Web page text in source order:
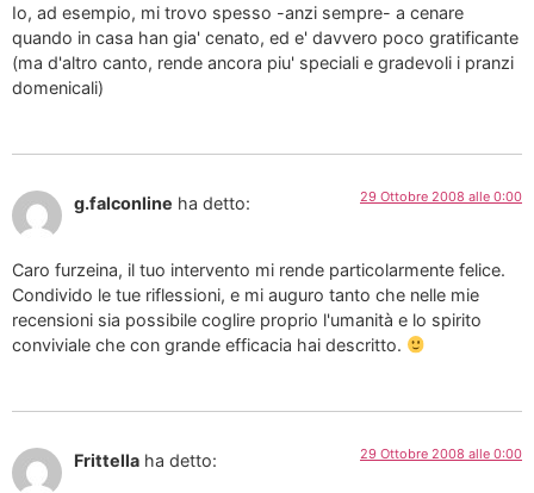
Io, ad esempio, mi trovo spesso -anzi sempre- a cenare
quando in casa han gia' cenato, ed e' davvero poco gratificante
(ma d'altro canto, rende ancora piu' speciali e gradevoli i pranzi
domenicali)
g.falconline ha detto: 29 Ottobre 2008 alle 0:00
Caro furzeina, il tuo intervento mi rende particolarmente felice.
Condivido le tue riflessioni, e mi auguro tanto che nelle mie
recensioni sia possibile coglire proprio l'umanità e lo spirito
conviviale che con grande efficacia hai descritto.
Frittella ha detto: 29 Ottobre 2008 alle 0:00